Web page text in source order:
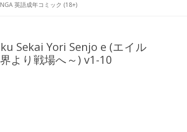
英語成年コミック (18+)
Sekai Yori Senjo e (エイル
より戦場へ～) v1-10